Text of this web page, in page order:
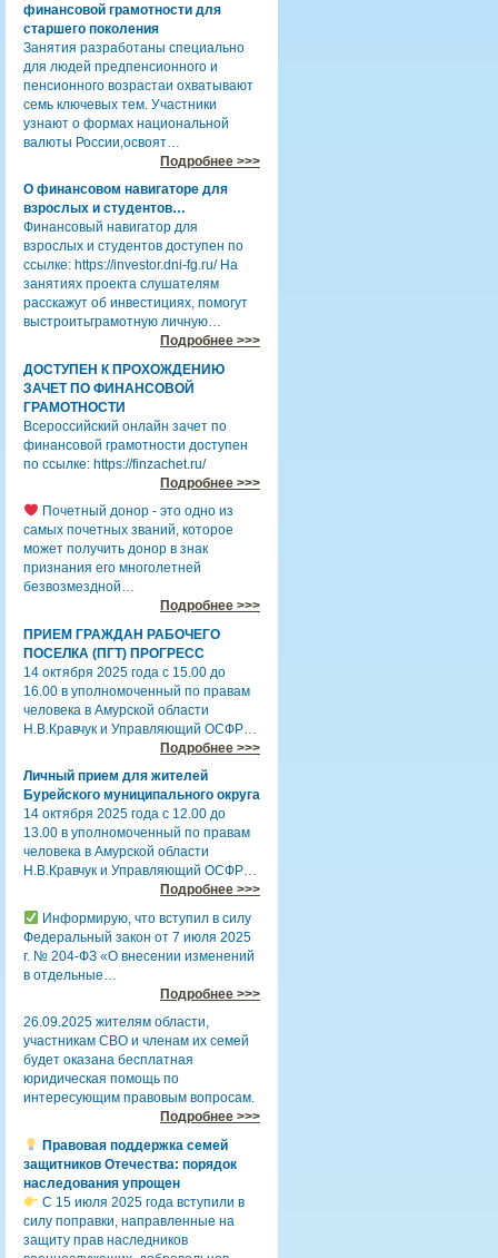
финансовой грамотности для
старшего поколения
Занятия разработаны специально
для людей предпенсионного и
пенсионного возрастаи охватывают
семь ключевых тем. Участники
узнают о формах национальной
валюты России,освоят…
Подробнее >>>
О финансовом навигаторе для
взрослых и студентов…
Финансовый навигатор для
взрослых и студентов доступен по
ссылке: https://investor.dni-fg.ru/ На
занятиях проекта слушателям
расскажут об инвестициях, помогут
выстроитьграмотную личную…
Подробнее >>>
ДОСТУПЕН К ПРОХОЖДЕНИЮ
ЗАЧЕТ ПО ФИНАНСОВОЙ
ГРАМОТНОСТИ
Всероссийский онлайн зачет по
финансовой грамотности доступен
по ссылке: https://finzachet.ru/
Подробнее >>>
Почетный донор - это одно из
самых почетных званий, которое
может получить донор в знак
признания его многолетней
безвозмездной…
Подробнее >>>
ПРИЕМ ГРАЖДАН РАБОЧЕГО
ПОСЕЛКА (ПГТ) ПРОГРЕСС
14 октября 2025 года с 15.00 до
16.00 в уполномоченный по правам
человека в Амурской области
Н.В.Кравчук и Управляющий ОСФР…
Подробнее >>>
Личный прием для жителей
Бурейского муниципального округа
14 октября 2025 года с 12.00 до
13.00 в уполномоченный по правам
человека в Амурской области
Н.В.Кравчук и Управляющий ОСФР…
Подробнее >>>
Информирую, что вступил в силу
Федеральный закон от 7 июля 2025
г. № 204-ФЗ «О внесении изменений
в отдельные…
Подробнее >>>
26.09.2025 жителям области,
участникам СВО и членам их семей
будет оказана бесплатная
юридическая помощь по
интересующим правовым вопросам.
Подробнее >>>
Правовая поддержка семей
защитников Отечества: порядок
наследования упрощен
С 15 июля 2025 года вступили в
силу поправки, направленные на
защиту прав наследников